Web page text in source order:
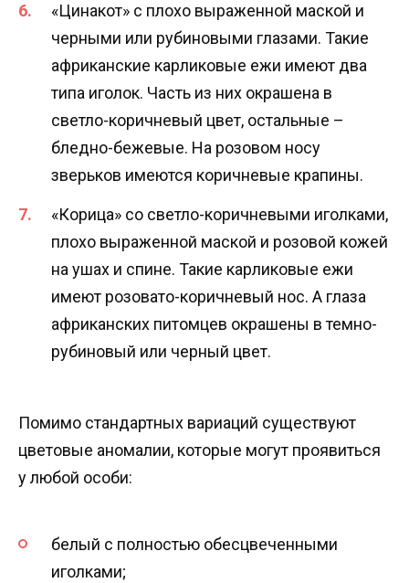
«Цинакот» с плохо выраженной маской и
черными или рубиновыми глазами. Такие
африканские карликовые ежи имеют два
типа иголок. Часть из них окрашена в
светло-коричневый цвет, остальные –
бледно-бежевые. На розовом носу
зверьков имеются коричневые крапины.
«Корица» со светло-коричневыми иголками,
плохо выраженной маской и розовой кожей
на ушах и спине. Такие карликовые ежи
имеют розовато-коричневый нос. А глаза
африканских питомцев окрашены в темно-
рубиновый или черный цвет.
Помимо стандартных вариаций существуют
цветовые аномалии, которые могут проявиться
у любой особи:
белый с полностью обесцвеченными
иголками;